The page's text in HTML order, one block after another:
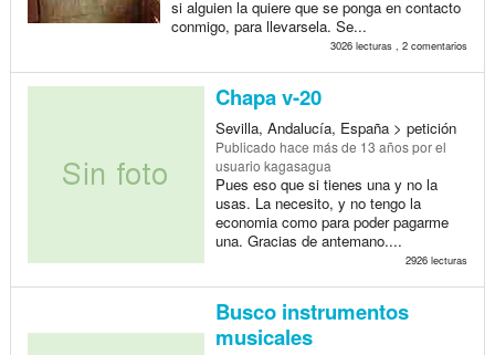
si alguien la quiere que se ponga en contacto
conmigo, para llevarsela. Se...
3026 lecturas , 2 comentarios
Chapa v-20
Sevilla, Andalucía, España > petición
Publicado hace más de 13 añospor el
usuario kagasagua
Pues eso que si tienes una y no la
usas. La necesito, y no tengo la
economia como para poder pagarme
una. Gracias de antemano....
2926 lecturas
Busco instrumentos
musicales